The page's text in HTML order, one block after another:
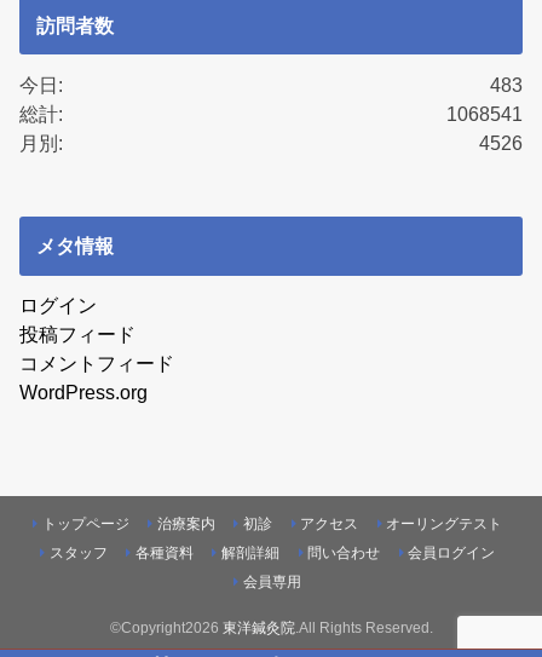
訪問者数
483
今日:
1068541
総計:
4526
月別:
メタ情報
ログイン
投稿フィード
コメントフィード
WordPress.org
トップページ 治療案内 初診 アクセス
オーリングテスト
スタッフ
各種資料 解剖詳細 問い合わせ
会員ログイン
会員専用
©Copyright2026 東洋鍼灸院.All Rights Reserved.